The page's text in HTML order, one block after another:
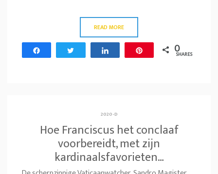
READ MORE
0
SHARES
2020-D
Hoe Franciscus het conclaaf
voorbereidt, met zijn
kardinaalsfavorieten…